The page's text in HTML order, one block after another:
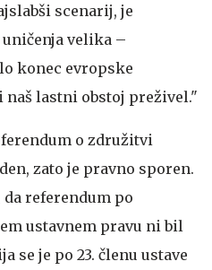
scenarij, je
velika –
konec evropske
lastni obstoj preživel."
o združitvi
zato je pravno sporen.
referendum po
ustavnem pravu ni bil
se je po 23. členu ustave